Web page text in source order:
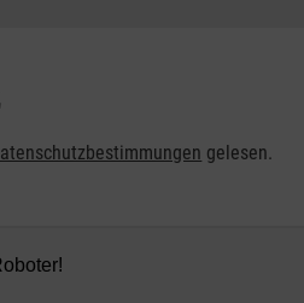
gelesen.